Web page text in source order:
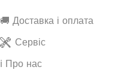
🚚 Доставка і оплата
Сервіс
ℹ️ Про нас